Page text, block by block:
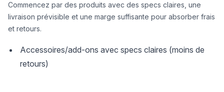
Commencez par des produits avec des specs claires, une
livraison prévisible et une marge suffisante pour absorber frais
et retours.
Accessoires/add-ons avec specs claires (moins de
retours)